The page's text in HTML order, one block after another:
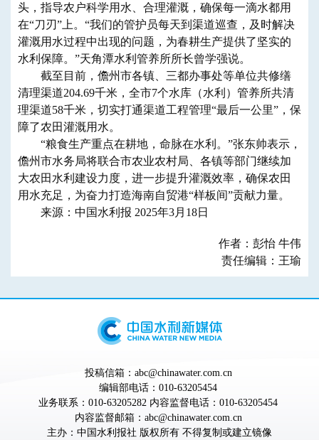
头，指导农户科学用水、合理灌溉，确保每一滴水都用
在“刀刃”上。“我们的管护员每天到渠道巡查，及时解决
灌溉用水过程中出现的问题，为春耕生产提供了坚实的
水利保障。”天角潭水利管养所所长曾学强说。
截至目前，儋州市各镇、三都办事处等单位共修缮
清理渠道204.69千米，全市7个水库（水利）管养所共清
理渠道58千米，切实打通渠道工程管理“最后一公里”，保
障了农田灌溉用水。
“粮食生产重点在耕地，命脉在水利。”张东帅表示，
儋州市水务局将联合市农业农村局、各镇等部门继续加
大农田水利建设力度，进一步提升灌溉效率，确保农田
用水充足，为奋力打造海南自贸港“样板间”贡献力量。
来源：中国水利报 2025年3月18日
作者：彭怡 牛伟
责任编辑：王瑜
投稿信箱：abc@chinawater.com.cn
编辑部电话：010-63205454
业务联系：010-63205282 内容监督电话：010-63205454
内容监督邮箱：abc@chinawater.com.cn
主办： 中国水利报社 版权所有 不得复制或建立镜像